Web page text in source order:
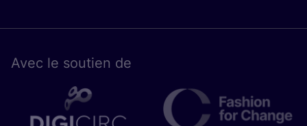
Avec le sou­tien de